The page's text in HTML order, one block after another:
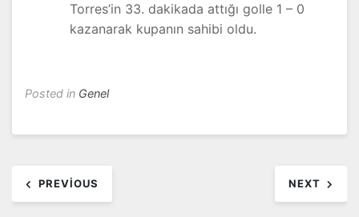
Torres’in 33. dakikada attığı golle 1 – 0
kazanarak kupanın sahibi oldu.
Posted in Genel
dolaşımı
PREVIOUS NEXT